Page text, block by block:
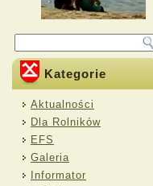
Kategorie
Aktualności
Dla Rolników
EFS
Galeria
Informator